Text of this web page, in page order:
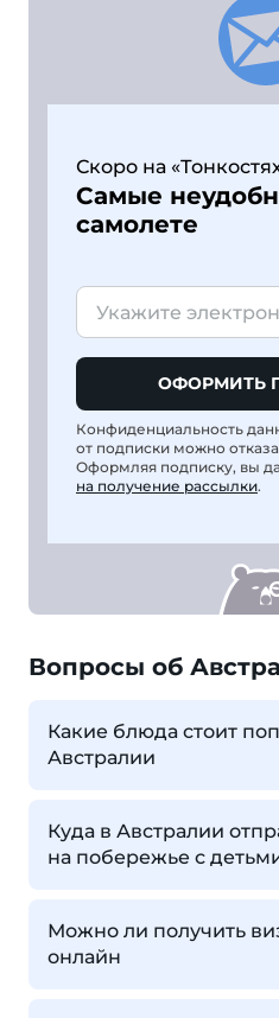
Скоро на
Самые
самолете
ОФОРМИТЬ
Конфиденциальность
от подписки можно
Оформляя подписку, вы
на получение рассылки.
Вопросы об
Какие блюда стоит
Австралии
Куда в Австралии
на побережье с
Можно ли получить
онлайн